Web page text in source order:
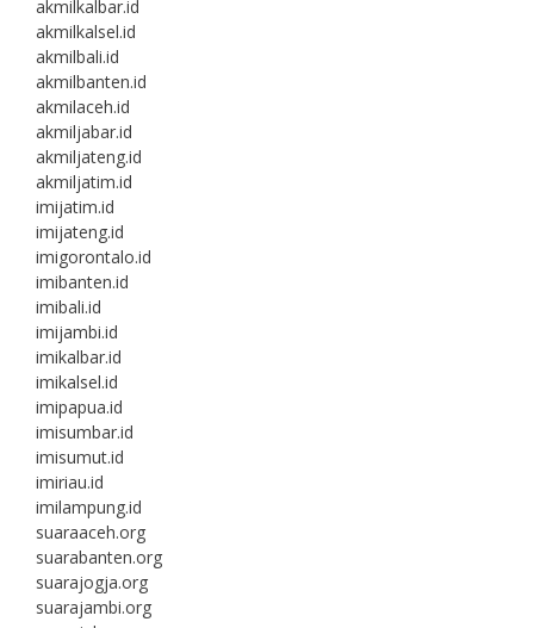
akmilkalbar.id
akmilkalsel.id
akmilbali.id
akmilbanten.id
akmilaceh.id
akmiljabar.id
akmiljateng.id
akmiljatim.id
imijatim.id
imijateng.id
imigorontalo.id
imibanten.id
imibali.id
imijambi.id
imikalbar.id
imikalsel.id
imipapua.id
imisumbar.id
imisumut.id
imiriau.id
imilampung.id
suaraaceh.org
suarabanten.org
suarajogja.org
suarajambi.org